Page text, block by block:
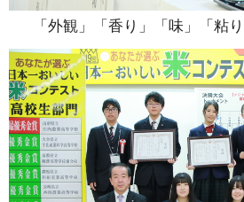
「外観」「香り」「味」「粘